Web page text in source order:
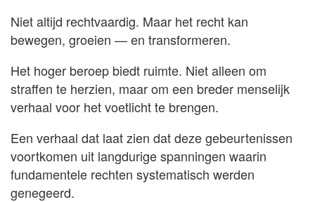
Niet altijd rechtvaardig. Maar het recht kan
bewegen, groeien — en transformeren.
Het hoger beroep biedt ruimte. Niet alleen om
straffen te herzien, maar om een breder menselijk
verhaal voor het voetlicht te brengen.
Een verhaal dat laat zien dat deze gebeurtenissen
voortkomen uit langdurige spanningen waarin
fundamentele rechten systematisch werden
genegeerd.